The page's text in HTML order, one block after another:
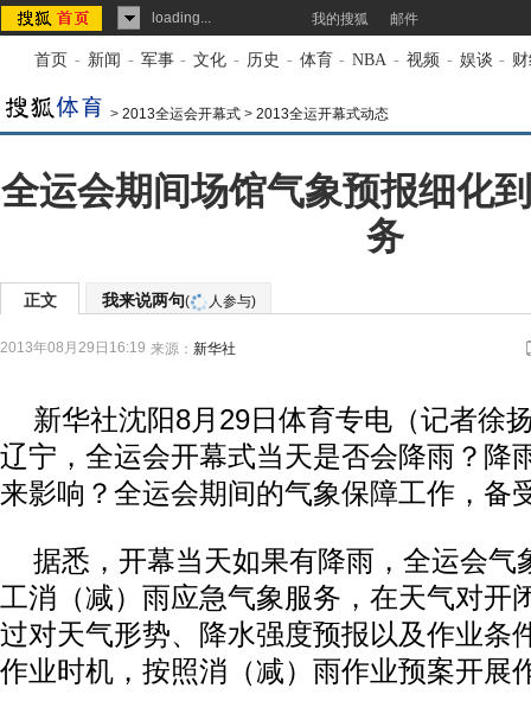
loading... 我的搜狐 邮件
首页 - 新闻 - 军事 - 文化 - 历史 - 体育 - NBA - 视频 - 娱谈 -
> 2013全运会开幕式 > 2013全运开幕式动态
全运会期间场馆气象预报细化
务
正文 我来说两句( 人参与)
2013年08月29日16:19 来源： 新华社
新华社沈阳8月29日体育专电（记者徐
辽宁，全运会开幕式当天是否会降雨？降
来影响？全运会期间的气象保障工作，备
据悉，开幕当天如果有降雨，全运会气
工消（减）雨应急气象服务，在天气对开
过对天气形势、降水强度预报以及作业条
作业时机，按照消（减）雨作业预案开展